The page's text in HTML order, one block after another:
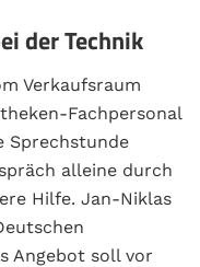
der Technik
Verkaufsraum
Fachpersonal
Sprechstunde
alleine durch
Hilfe. Jan-Niklas
Angebot soll vor